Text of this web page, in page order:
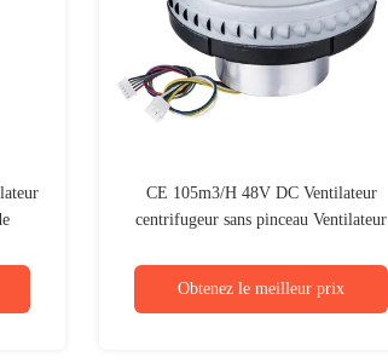
CE 105m3/H 48V DC Ventilateur
centrifugeur sans pinceau Ventilateur
Obtenez le meilleur prix